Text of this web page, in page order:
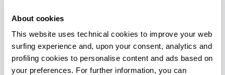
About cookies
This website uses technical cookies to improve your web
surfing experience and, upon your consent, analytics and
profiling cookies to personalise content and ads based on
your preferences. For further information, you can
miele, spezie e minerali, a seconda delle
modalità di vinificazione. È prodotto in 4
tipologie: secco, amabile, dolce e passito.